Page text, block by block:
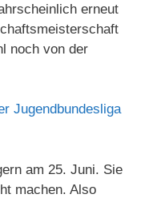
erneut
noch von der
Jugendbundesliga
am 25. Juni. Sie
machen. Also